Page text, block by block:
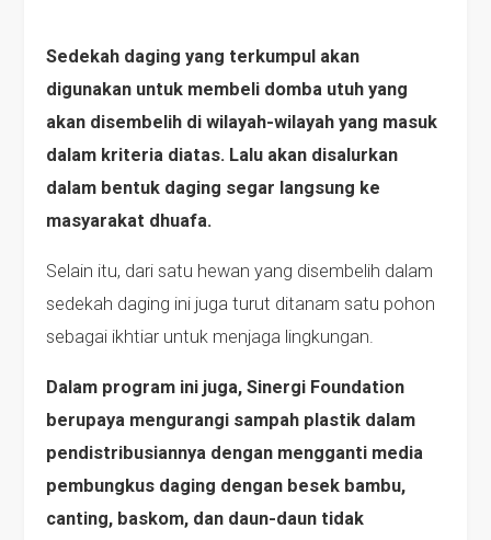
Sedekah daging yang terkumpul akan
digunakan untuk membeli domba utuh yang
akan disembelih di wilayah-wilayah yang masuk
dalam kriteria diatas. Lalu akan disalurkan
dalam bentuk daging segar langsung ke
masyarakat dhuafa.
Selain itu, dari satu hewan yang disembelih dalam
sedekah daging ini juga turut ditanam satu pohon
sebagai ikhtiar untuk menjaga lingkungan.
Dalam program ini juga, Sinergi Foundation
berupaya mengurangi sampah plastik dalam
pendistribusiannya dengan mengganti media
pembungkus daging dengan besek bambu,
canting, baskom, dan daun-daun tidak